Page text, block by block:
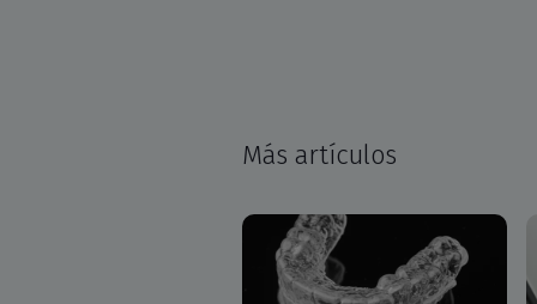
Más artículos